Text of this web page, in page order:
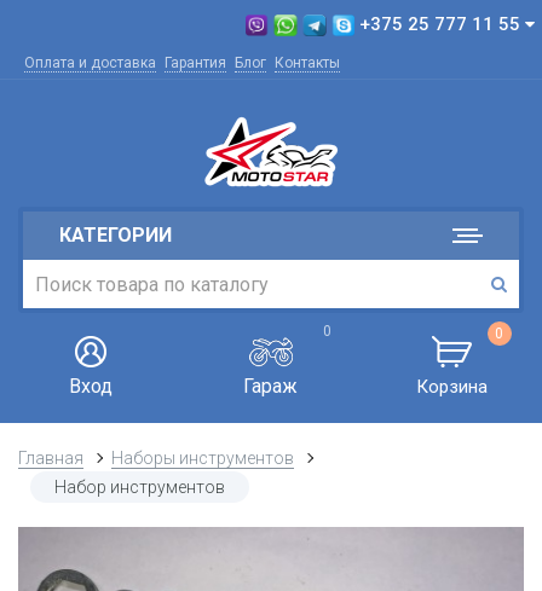
+375 25 777 11 55
Оплата и доставка Гарантия Блог Контакты
КАТЕГОРИИ
Вход
0
Гараж
0
Корзина
Главная
Наборы инструментов
Набор инструментов